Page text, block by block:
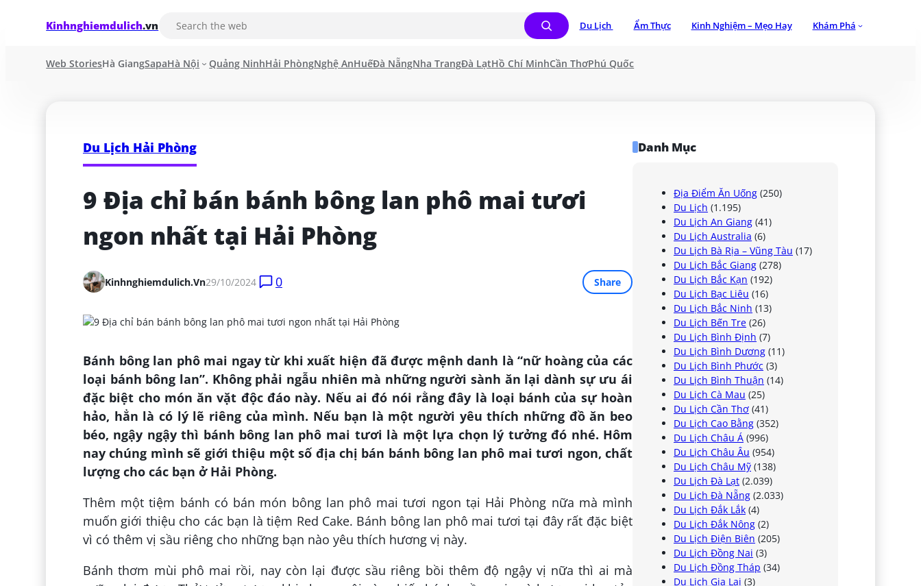
Kinhnghiemdulich.vn Du Lịch Ẩm Thực Kinh Nghiệm – Mẹo Hay Khám Phá
Web StoriesHà GiangSapaHà Nội Quảng NinhHải PhòngNghệ AnHuếĐà NẵngNha TrangĐà LạtHồ Chí MinhCần ThơPhú Quốc
Du Lịch Hải Phòng
9 Địa chỉ bán bánh bông lan phô mai tươi
ngon nhất tại Hải Phòng
Kinhnghiemdulich.vn29/10/2024 0 Share
Bánh bông lan phô mai ngay từ khi xuất hiện đã được mệnh danh là “nữ hoàng của các
loại bánh bông lan”. Không phải ngẫu nhiên mà những người sành ăn lại dành sự ưu ái
đặc biệt cho món ăn vặt độc đáo này. Nếu ai đó nói rằng đây là loại bánh của sự hoàn
hảo, hẳn là có lý lẽ riêng của mình. Nếu bạn là một người yêu thích những đồ ăn beo
béo, ngậy ngậy thì bánh bông lan phô mai tươi là một lựa chọn lý tưởng đó nhé. Hôm
nay chúng mình sẽ giới thiệu một số địa chị bán bánh bông lan phô mai tươi ngon, chất
lượng cho các bạn ở Hải Phòng.
Thêm một tiệm bánh có bán món bông lan phô mai tươi ngon tại Hải Phòng nữa mà mình
muốn giới thiệu cho các bạn là tiệm Red Cake. Bánh bông lan phô mai tươi tại đây rất đặc biệt
vì có thêm vị sầu riêng cho những bạn nào yêu thích hương vị này.
Bánh thơm mùi phô mai rồi, nay còn lại được sầu riêng bồi thêm độ ngậy vị nữa thì ai mà
Danh Mục
Địa Điểm Ăn Uống (250)
Du Lịch (1.195)
Du Lịch An Giang (41)
Du Lịch Australia (6)
Du Lịch Bà Rịa – Vũng Tàu (17)
Du Lịch Bắc Giang (278)
Du Lịch Bắc Kạn (192)
Du Lịch Bạc Liêu (16)
Du Lịch Bắc Ninh (13)
Du Lịch Bến Tre (26)
Du Lịch Bình Định (7)
Du Lịch Bình Dương (11)
Du Lịch Bình Phước (3)
Du Lịch Bình Thuận (14)
Du Lịch Cà Mau (25)
Du Lịch Cần Thơ (41)
Du Lịch Cao Bằng (352)
Du Lịch Châu Á (996)
Du Lịch Châu Âu (954)
Du Lịch Châu Mỹ (138)
Du Lịch Đà Lạt (2.039)
Du Lịch Đà Nẵng (2.033)
Du Lịch Đắk Lắk (4)
Du Lịch Đắk Nông (2)
Du Lịch Điện Biên (205)
Du Lịch Đồng Nai (3)
Du Lịch Đồng Tháp (34)
Du Lịch Gia Lai (3)